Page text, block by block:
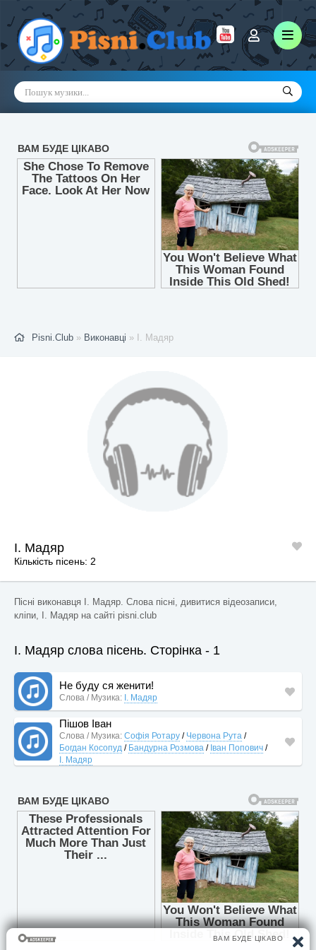
Pisni.Club » Виконавці » І. Мадяр
І. Мадяр
Кількість пісень: 2
Пісні виконавця І. Мадяр. Слова пісні, дивитися відеозаписи,
кліпи, І. Мадяр на сайті pisni.club
І. Мадяр слова пісень. Сторінка - 1
Не буду ся женити!
Слова / Музика: І. Мадяр
Пішов Іван
Слова / Музика: Софія Ротару / Червона Рута /
Богдан Косопуд / Бандурна Розмова / Іван Попович /
І. Мадяр